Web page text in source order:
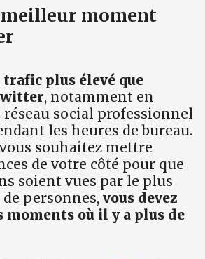
moment
plus élevé que
, notamment en
réseau social professionnel
les heures de bureau.
souhaitez mettre
de votre côté pour que
soient vues par le plus
personnes, vous devez
moments où il y a plus de